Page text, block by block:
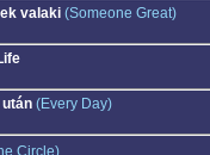
valaki(Someone Great)
után(Every Day)
Circle)